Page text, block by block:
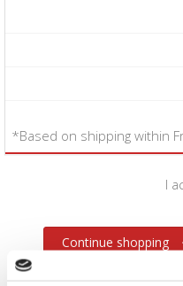
*Based on shipping within
I
Continue shopping